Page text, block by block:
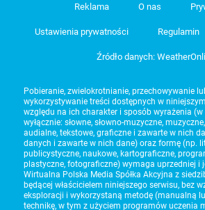
Reklama O nas
Ustawienia prywatności Regulamin
Źródło danych:
Pobieranie, zwielokrotnianie, przechowywanie
wykorzystywanie treści dostępnych w
względu na ich charakter i sposób wyrażenia
wyłącznie: słowne, słowno-muzyczne,
audialne, tekstowe, graficzne i zawarte w nich
danych i zawarte w nich dane) oraz formę (np.
publicystyczne, naukowe, kartograficzne,
plastyczne, fotograficzne) wymaga uprzedniej i
Wirtualna Polska Media Spółka Akcyjna z
będącej właścicielem niniejszego serwisu, bez
eksploracji i wykorzystaną metodę (manualną
technikę, w tym z użyciem programów uczenia